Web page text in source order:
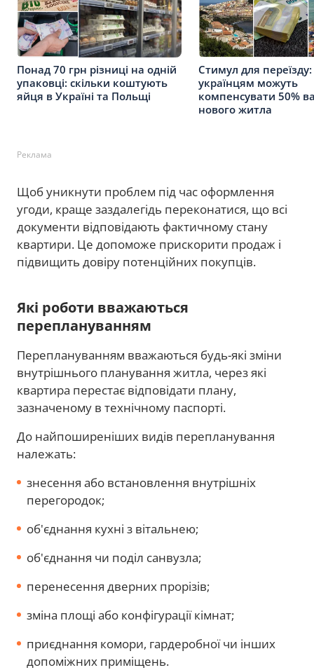
Понад 70 грн різниці на одній
упаковці: скільки коштують
яйця в Україні та Польщі
Стимул для
українцям можуть
компенсувати 50%
нового житла
Реклама
Щоб уникнути проблем під час оформлення
угоди, краще заздалегідь переконатися, що всі
документи відповідають фактичному стану
квартири. Це допоможе прискорити продаж і
підвищить довіру потенційних покупців.
Які роботи вважаються
переплануванням
Переплануванням вважаються будь-які зміни
внутрішнього планування житла, через які
квартира перестає відповідати плану,
зазначеному в технічному паспорті.
До найпоширеніших видів перепланування
належать:
знесення або встановлення внутрішніх
перегородок;
об'єднання кухні з вітальнею;
об'єднання чи поділ санвузла;
перенесення дверних прорізів;
зміна площі або конфігурації кімнат;
приєднання комори, гардеробної чи інших
допоміжних приміщень.